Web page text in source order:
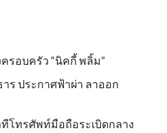
รอบครัว “นิคกี้ พลิ้ม”
ร ประกาศฟ้าผ่า ลาออก
โทรศัพท์มือถือระเบิดกลาง